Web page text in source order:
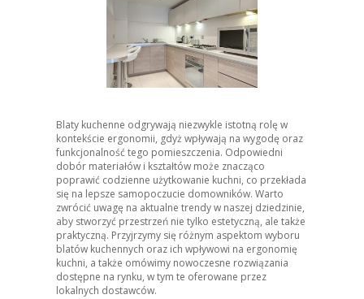
Blaty kuchenne odgrywają niezwykle istotną rolę w
kontekście ergonomii, gdyż wpływają na wygodę oraz
funkcjonalność tego pomieszczenia. Odpowiedni
dobór materiałów i kształtów może znacząco
poprawić codzienne użytkowanie kuchni, co przekłada
się na lepsze samopoczucie domowników. Warto
zwrócić uwagę na aktualne trendy w naszej dziedzinie,
aby stworzyć przestrzeń nie tylko estetyczną, ale także
praktyczną. Przyjrzymy się różnym aspektom wyboru
blatów kuchennych oraz ich wpływowi na ergonomię
kuchni, a także omówimy nowoczesne rozwiązania
dostępne na rynku, w tym te oferowane przez
lokalnych dostawców.